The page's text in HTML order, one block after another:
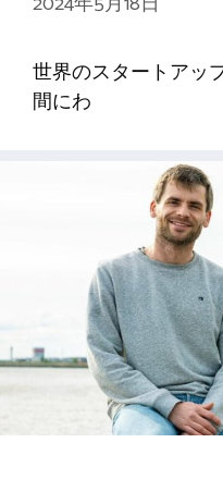
世界のスタートアッ
間にわ